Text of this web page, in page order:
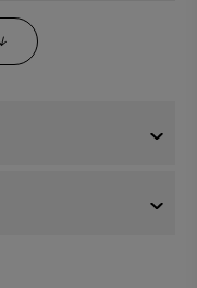
sieben Sinne